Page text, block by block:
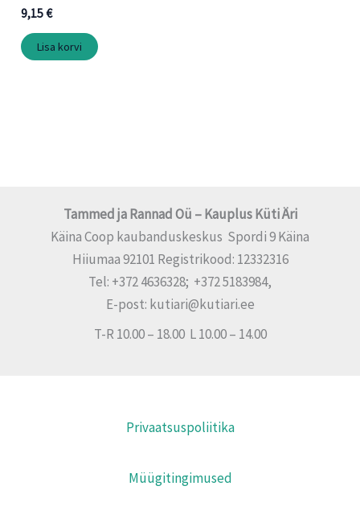
9,15€
Lisa korvi
Tammed ja Rannad Oü – Kauplus Küti Äri
Käina Coop kaubanduskeskus Spordi 9 Käina
Hiiumaa 92101 Registrikood: 12332316
Tel: +372 4636328; +372 5183984,
E-post: kutiari@kutiari.ee
T-R 10.00 – 18.00 L 10.00 – 14.00
Privaatsuspoliitika
Müügitingimused